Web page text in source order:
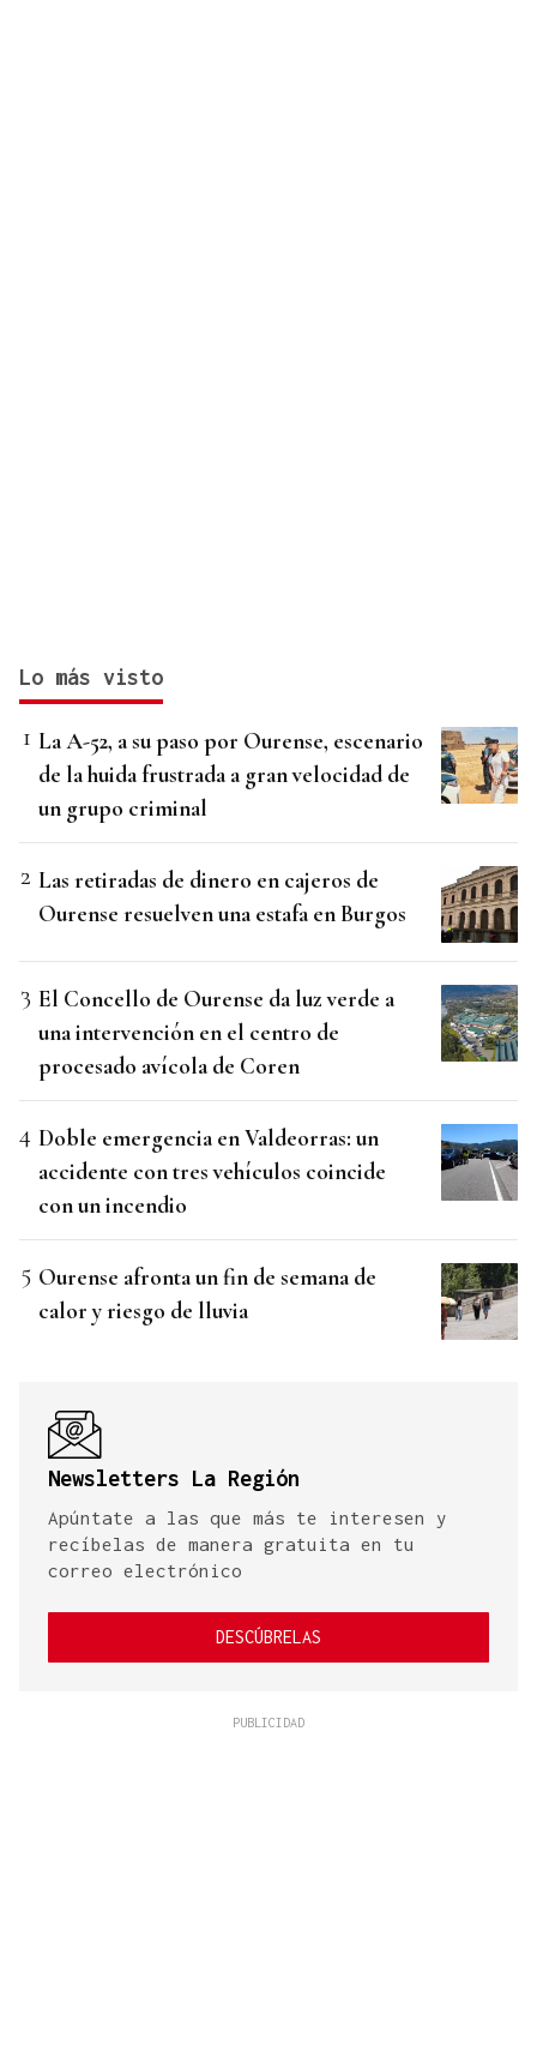
Lo más visto
La A-52, a su paso por Ourense, escenario
de la huida frustrada a gran velocidad de
un grupo criminal
Las retiradas de dinero en cajeros de
Ourense resuelven una estafa en Burgos
El Concello de Ourense da luz verde a
una intervención en el centro de
procesado avícola de Coren
Doble emergencia en Valdeorras: un
accidente con tres vehículos coincide
con un incendio
Ourense afronta un fin de semana de
calor y riesgo de lluvia
Newsletters La Región
Apúntate a las que más te interesen y
recíbelas de manera gratuita en tu
correo electrónico
DESCÚBRELAS